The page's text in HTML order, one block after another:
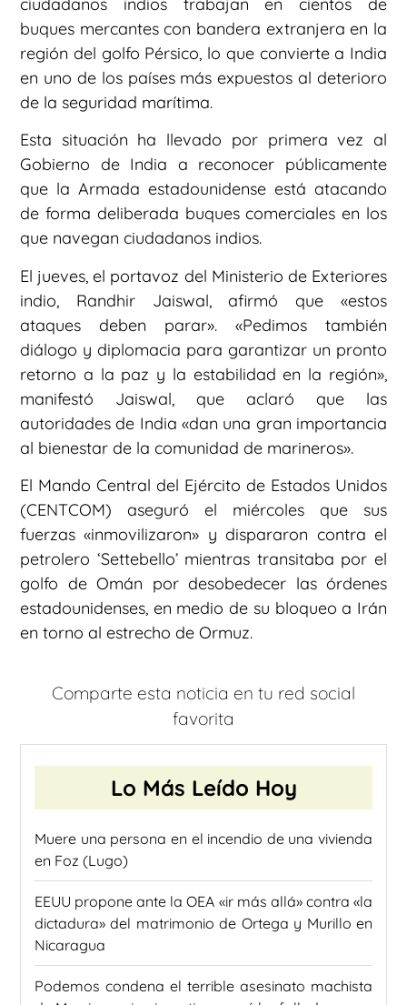
buques mercantes con bandera extranjera en la
región del golfo Pérsico, lo que convierte a India
en uno de los países más expuestos al deterioro
de la seguridad marítima.
Esta situación ha llevado por primera vez al
Gobierno de India a reconocer públicamente
que la Armada estadounidense está atacando
de forma deliberada buques comerciales en los
que navegan ciudadanos indios.
El jueves, el portavoz del Ministerio de Exteriores
indio, Randhir Jaiswal, afirmó que «estos
ataques deben parar». «Pedimos también
diálogo y diplomacia para garantizar un pronto
retorno a la paz y la estabilidad en la región»,
manifestó Jaiswal, que aclaró que las
autoridades de India «dan una gran importancia
al bienestar de la comunidad de marineros».
El Mando Central del Ejército de Estados Unidos
(CENTCOM) aseguró el miércoles que sus
fuerzas «inmovilizaron» y dispararon contra el
petrolero ‘Settebello’ mientras transitaba por el
golfo de Omán por desobedecer las órdenes
estadounidenses, en medio de su bloqueo a Irán
en torno al estrecho de Ormuz.
Comparte esta noticia en tu red social
favorita
Lo Más Leído Hoy
Muere una persona en el incendio de una vivienda
en Foz (Lugo)
EEUU propone ante la OEA «ir más allá» contra «la
dictadura» del matrimonio de Ortega y Murillo en
Nicaragua
Podemos condena el terrible asesinato machista